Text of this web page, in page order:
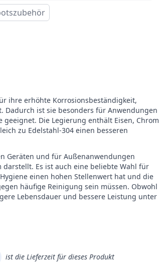
Breite (iB)
ihre erhöhte Korrosionsbeständigkeit,
Dadurch ist sie besonders für Anwendungen
Die Legierung enthält Eisen, Chrom
zu Edelstahl-304 einen besseren
Geräten und für Außenanwendungen
Es ist auch eine beliebte Wahl für
einen hohen Stellenwert hat und die
häufige Reinigung sein müssen. Obwohl
Lebensdauer und bessere Leistung unter
ist die Lieferzeit für dieses Produkt